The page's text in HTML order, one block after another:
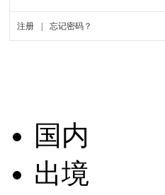
国内
出境